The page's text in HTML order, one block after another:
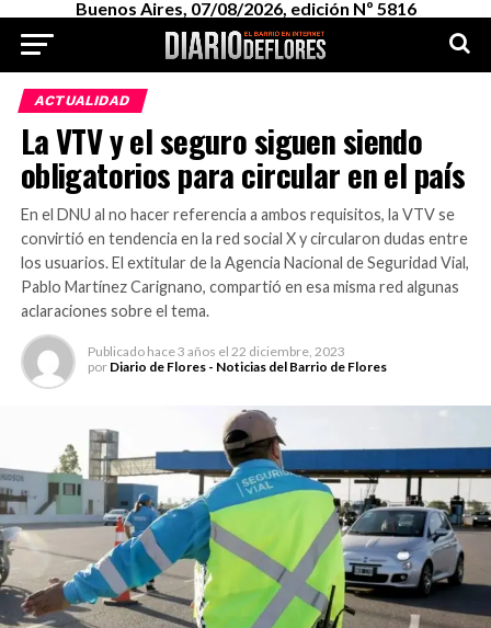
Buenos Aires, 07/08/2026, edición Nº 5816
ACTUALIDAD
La VTV y el seguro siguen siendo
obligatorios para circular en el país
En el DNU al no hacer referencia a ambos requisitos, la VTV se
convirtió en tendencia en la red social X y circularon dudas entre
los usuarios. El extitular de la Agencia Nacional de Seguridad Vial,
Pablo Martínez Carignano, compartió en esa misma red algunas
aclaraciones sobre el tema.
Publicado hace 3 años el 22 diciembre, 2023
por Diario de Flores - Noticias del Barrio de Flores